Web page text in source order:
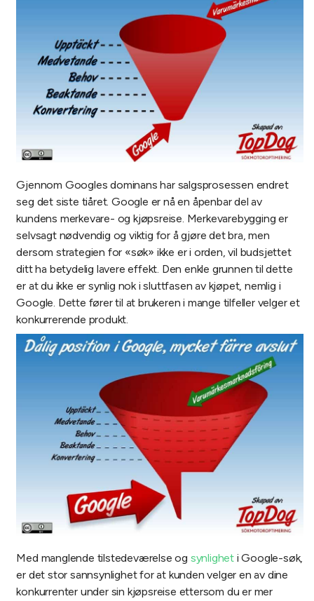
Gjennom Googles dominans har salgsprosessen endret
seg det siste tiåret. Google er nå en åpenbar del av
kundens merkevare- og kjøpsreise. Merkevarebygging er
selvsagt nødvendig og viktig for å gjøre det bra, men
dersom strategien for «søk» ikke er i orden, vil budsjettet
ditt ha betydelig lavere effekt. Den enkle grunnen til dette
er at du ikke er synlig nok i sluttfasen av kjøpet, nemlig i
Google. Dette fører til at brukeren i mange tilfeller velger et
konkurrerende produkt.
Med manglende tilstedeværelse og synligheti Google-søk,
er det stor sannsynlighet for at kunden velger en av dine
konkurrenter under sin kjøpsreise ettersom du er mer